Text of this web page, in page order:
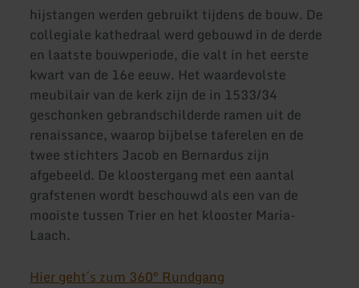
hijstangen werden gebruikt tijdens de bouw. De
collegiale kathedraal werd gebouwd in de derde
en laatste bouwperiode, die valt in het eerste
kwart van de 16e eeuw. Het waardevolste
meubilair van de kerk zijn de in 1533/34
geschonken gebrandschilderde ramen uit de
renaissance, waarop bijbelse taferelen en de
twee stichters Jacob en Bernardus zijn
afgebeeld. De kloostergang met een aantal
grafstenen wordt beschouwd als een van de
mooiste tussen Trier en het klooster Maria-
Laach.
Hier geht´s zum 360° Rundgang